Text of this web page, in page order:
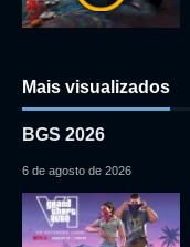
Mais visualizados
BGS 2026
6 de agosto de 2026